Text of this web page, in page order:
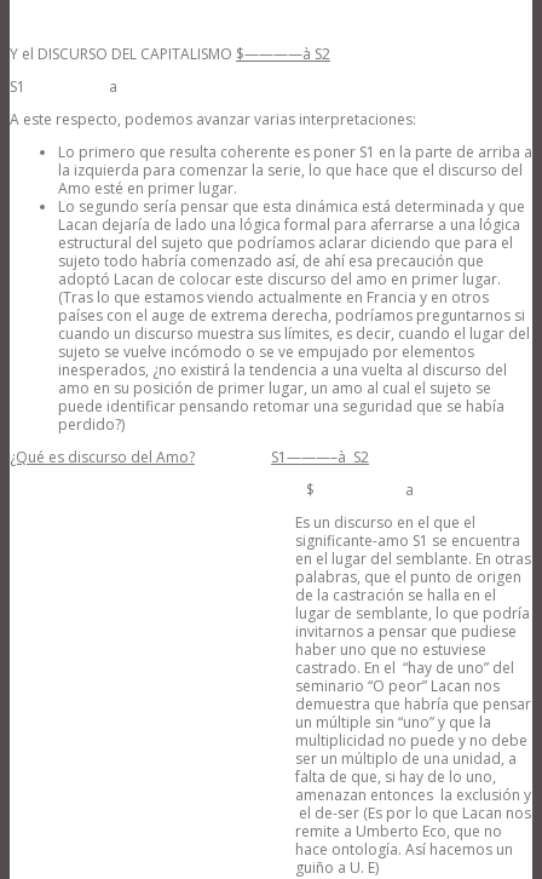
Y el DISCURSO DEL CAPITALISMO $————à S2
S1 a
A este respecto, podemos avanzar varias interpretaciones:
Lo primero que resulta coherente es poner S1 en la parte de arriba a
la izquierda para comenzar la serie, lo que hace que el discurso del
Amo esté en primer lugar.
Lo segundo sería pensar que esta dinámica está determinada y que
Lacan dejaría de lado una lógica formal para aferrarse a una lógica
estructural del sujeto que podríamos aclarar diciendo que para el
sujeto todo habría comenzado así, de ahí esa precaución que
adoptó Lacan de colocar este discurso del amo en primer lugar.
(Tras lo que estamos viendo actualmente en Francia y en otros
países con el auge de extrema derecha, podríamos preguntarnos si
cuando un discurso muestra sus límites, es decir, cuando el lugar del
sujeto se vuelve incómodo o se ve empujado por elementos
inesperados, ¿no existirá la tendencia a una vuelta al discurso del
amo en su posición de primer lugar, un amo al cual el sujeto se
puede identificar pensando retomar una seguridad que se había
perdido?)
¿Qué es discurso del Amo?
S1———–à S2
$ a
Es un discurso en el que el
significante-amo S1 se encuentra
en el lugar del semblante. En otras
palabras, que el punto de origen
de la castración se halla en el
lugar de semblante, lo que podría
invitarnos a pensar que pudiese
haber uno que no estuviese
castrado. En el “hay de uno” del
seminario “O peor” Lacan nos
demuestra que habría que pensar
un múltiple sin “uno” y que la
multiplicidad no puede y no debe
ser un múltiplo de una unidad, a
falta de que, si hay de lo uno,
amenazan entonces la exclusión y
el de-ser (Es por lo que Lacan nos
remite a Umberto Eco, que no
hace ontología. Así hacemos un
guiño a U. E)